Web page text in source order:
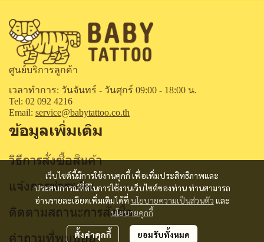
เว็บไซต์นี้มีการใช้งานคุกกี้ เพื่อเพิ่มประสิทธิภาพและ
ประสบการณ์ที่ดีในการใช้งานเว็บไซต์ของท่าน ท่านสามารถ
อ่านรายละเอียดเพิ่มเติมได้ที่ นโยบายความเป็นส่วนตัว และ
นโยบายคุกกี้
ตั้งค่าคุกกี้ ยอมรับทั้งหมด
ศูนย์บริการลูกค้า
เวลาทำการ: วันจันทร์ - วันศุกร์ 09:00 - 18:00 น.
Tel: 02 092 4216
Email: service@babytattoo.co.th
ข้อมูลเพิ่มเติม
วิธีการสั่งซื้อสินค้า
แจ้งการชำระเงิน
ติดตามสถานะการสั่งซื้อ
คำถามที่พบบ่อย